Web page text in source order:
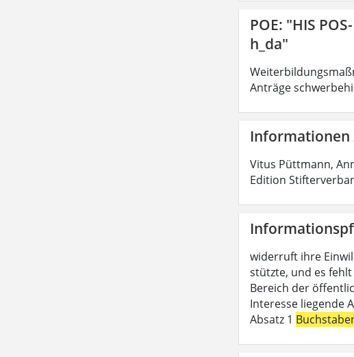
POE: "HIS
h_da"
Anträge
Informationen
Vitus Püttmann,
Edition
widerruft ihre
stützte, und es
Bereich der
Interesse liegende
Absatz 1